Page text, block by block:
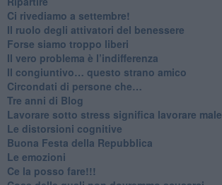
​Ci rivediamo a settembre!
​Il ruolo degli attivatori del benessere
​Forse siamo troppo liberi
​Il vero problema è l’indifferenza
​Il congiuntivo… questo strano amico
​Circondati di persone che…
​Tre anni di Blog
​Lavorare sotto stress significa lavorare male
​Le distorsioni cognitive
​Buona Festa della Repubblica
Le emozioni
​Ce la posso fare!!!